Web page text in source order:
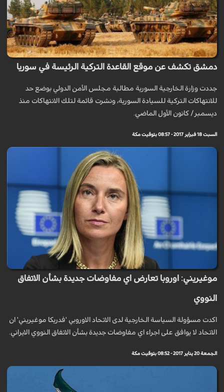
دمشق تكشف عن موقع القاعدة التركية الرئيسة في سوريا
جددت وزارة الخارجية السورية مطالبة مجلس الأمن الدولي بوضع حد
للانتهاكات التركية للسيادة السورية، ونشرت قائمة لتلك الانتهاكات منذ
ديسمبر/ كانون الأول الماضي.
السبت 18 فبراير 2017 - 08:57 بتوقيت مكة
موغيريني: اوروبا تعارض اي مفاوضات جديدة بشأن الاتفاق
النووي
اكدت مسؤولة السياسة الخارجية لدى الاتحاد الاوروبي 'فدريكا موغيريني' ان
الاتحاد لا يوافق على اجراء اي مفاوضات جديدة بشأن الاتفاق النووي الايراني.
الجمعة 20 يناير 2017 - 08:52 بتوقيت مكة